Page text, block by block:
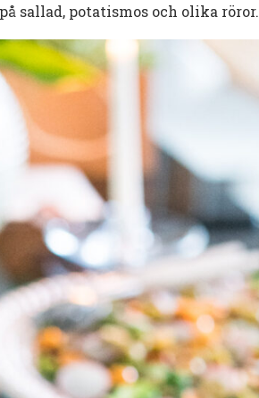
sallad, potatismos och olika röror.